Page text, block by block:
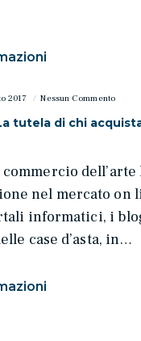
2017 Nessun Commento
tutela di chi
dell’arte
nel mercato on
informatici, i
case d’asta, in…